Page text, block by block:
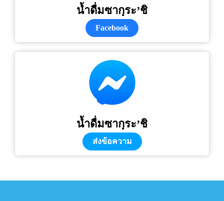
น้ำดื่มซากุระ’ชิ
Facebook
น้ำดื่มซากุระ’ชิ
ส่งข้อความ